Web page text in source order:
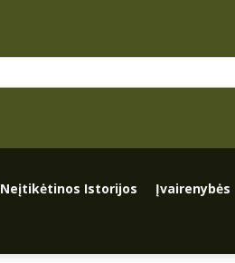
Neįtikėtinos Istorijos Įvairenybės